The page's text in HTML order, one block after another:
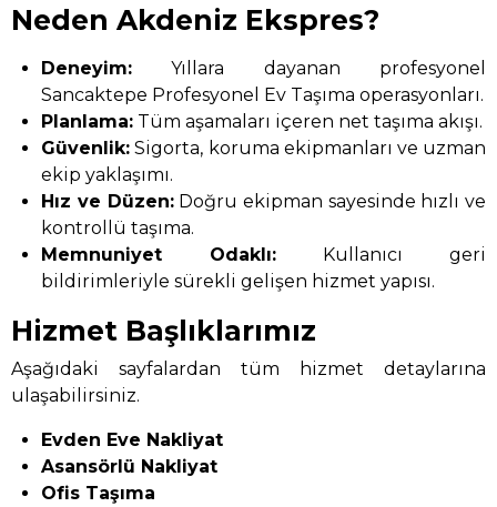
Neden Akdeniz Ekspres?
Deneyim: Yıllara dayanan profesyonel
Sancaktepe Profesyonel Ev Taşıma operasyonları.
Planlama: Tüm aşamaları içeren net taşıma akışı.
Güvenlik: Sigorta, koruma ekipmanları ve uzman
ekip yaklaşımı.
Hız ve Düzen:Doğru ekipman sayesinde hızlı ve
kontrollü taşıma.
Memnuniyet Odaklı: Kullanıcı geri
bildirimleriyle sürekli gelişen hizmet yapısı.
Hizmet Başlıklarımız
Aşağıdaki sayfalardan tüm hizmet detaylarına
ulaşabilirsiniz.
Evden Eve Nakliyat
Asansörlü Nakliyat
Ofis Taşıma